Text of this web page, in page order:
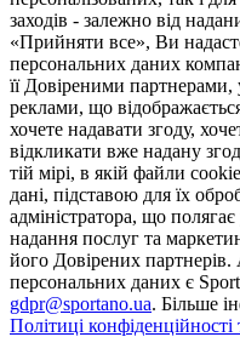
заходів - залежно від
«Прийняти все», Ви
персональних даних
її Довіреними партнерами,
реклами, що
хочете надавати згоду,
відкликати вже надану
тій мірі, в якій файли
дані, підставою для їх
адміністратора, що
надання послуг та
його Довірених
персональних даних є
gdpr@sportano.ua. Більше
Політиці